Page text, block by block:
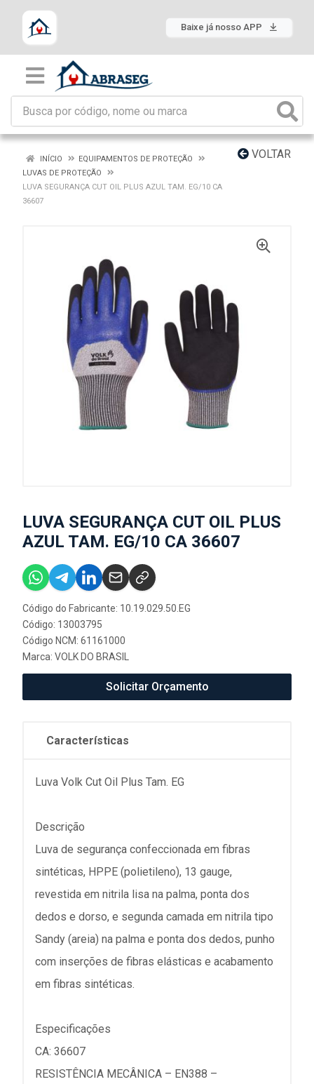
Baixe já nosso APP
VOLTAR
INÍCIO
EQUIPAMENTOS DE PROTEÇÃO
LUVAS DE PROTEÇÃO
LUVA SEGURANÇA CUT OIL PLUS AZUL TAM. EG/10 CA
36607
LUVA SEGURANÇA CUT OIL PLUS
AZUL TAM. EG/10 CA 36607
Código do Fabricante: 10.19.029.50.EG
Código: 13003795
Código NCM: 61161000
Marca: VOLK DO BRASIL
Solicitar Orçamento
Características
Luva Volk Cut Oil Plus Tam. EG
Descrição
Luva de segurança confeccionada em fibras
sintéticas, HPPE (polietileno), 13 gauge,
revestida em nitrila lisa na palma, ponta dos
dedos e dorso, e segunda camada em nitrila tipo
Sandy (areia) na palma e ponta dos dedos, punho
com inserções de fibras elásticas e acabamento
em fibras sintéticas.
Especificações
CA: 36607
RESISTÊNCIA MECÂNICA – EN388 –